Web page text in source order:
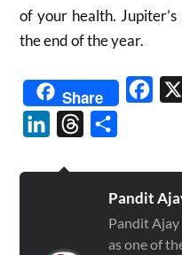
of your health.
the end of the year.
Share
LinkedInThreads
Pandit
Pandit
as one of